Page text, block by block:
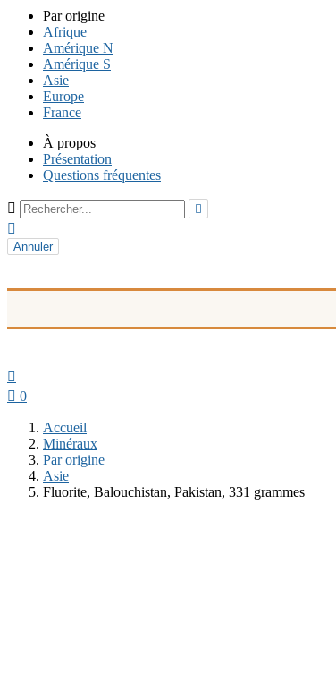
Par origine
Afrique
Amérique N
Amérique S
Asie
Europe
France
À propos
Présentation
Questions fréquentes
 

Annuler

 0
Accueil
Minéraux
Par origine
Asie
Fluorite, Balouchistan, Pakistan, 331 grammes